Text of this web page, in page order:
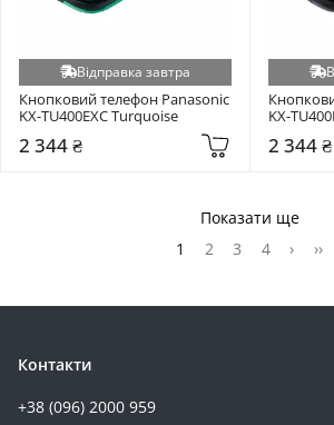
Відправка завтра
Кнопковий телефон Panasonic
KX-TU400EXC Turquoise
2 344 ₴
KX-
2 344 ₴
Показати ще
1
2 3 4 › ››
Контакти
+38 (096) 2000 959